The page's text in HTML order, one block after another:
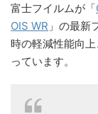
富士フイルムが「
OIS WR 」の最新
時の軽減性能向
っています。